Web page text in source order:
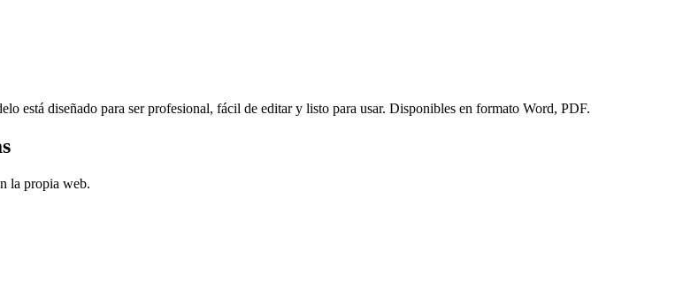
está diseñado para ser profesional, fácil de editar y listo para usar. Disponibles en formato Word, PDF.
la propia web.